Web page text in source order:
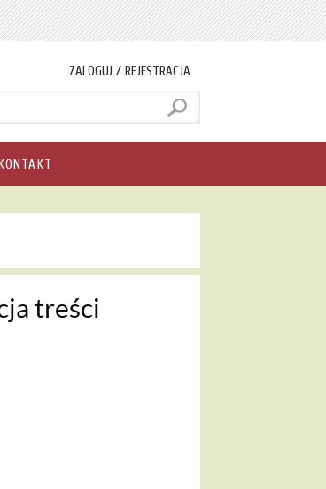
ZALOGUJ / REJESTRACJA
KONTAKT
treści